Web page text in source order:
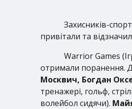
Захисників-
привітали та
Warrior Games
отримали поранення.
Москвич, Богдан
тренажері, гольф,
волейбол сидячи).